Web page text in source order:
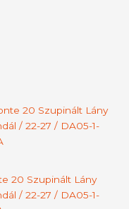
20 Szupinált Lány
/ 22-27 / DA05-1-
Ennek
a
van.